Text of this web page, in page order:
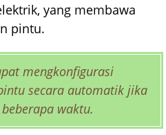
yang membawa
pintu.
mengkonfigurasi
secara automatik jika
waktu.